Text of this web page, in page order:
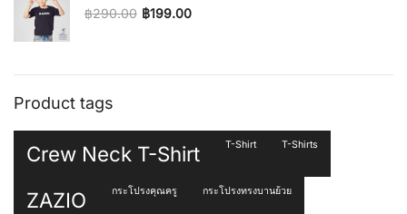
฿290.00
Original price was: ฿290.00.
฿199.00
Current price is: ฿199.00.
Product tags
Crew Neck T-Shirt T-Shirt T-Shirts
ZAZIO กระโปรงคุณครู กระโปรงทรงบานย้วย